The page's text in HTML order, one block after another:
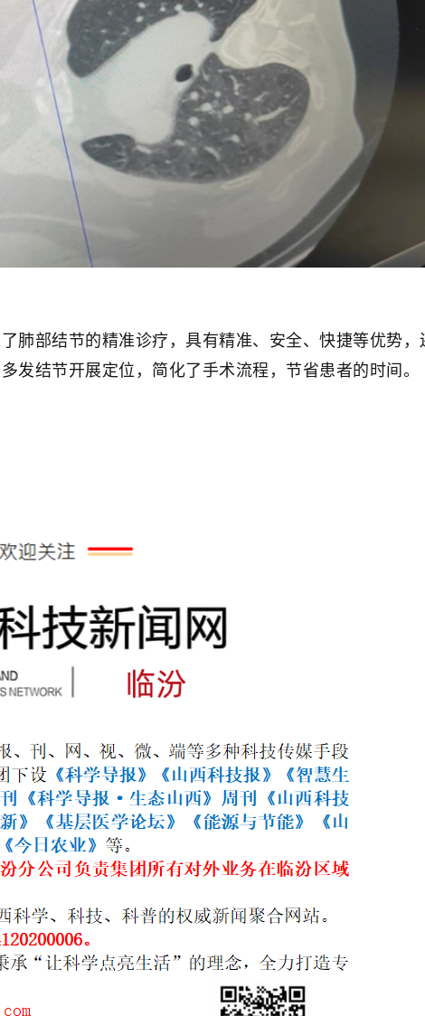
部结节的精准诊疗，具有精准、安全、快捷等优势，
发结节开展定位，简化了手术流程，节省患者的时间。